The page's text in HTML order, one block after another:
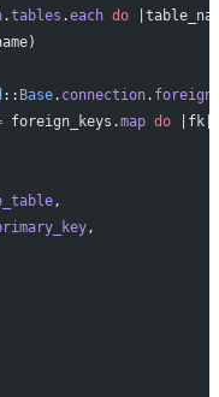
.tables .each do
:: Base. connection.
foreign_keys.map do |fk|
,
,